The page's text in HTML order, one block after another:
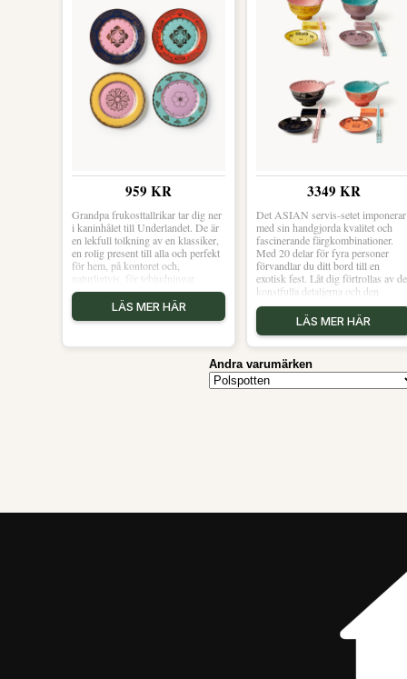
959 KR
Grandpa frukosttallrikar tar dig ner
i kaninhålet till Underlandet. De är
en lekfull tolkning av en klassiker,
en rolig present till alla och perfekt
för hem, på kontoret och,
naturligtvis, för tebjudningar.
LÄS MER HÄR
3349 KR
Det ASIAN servis-setet imponerar
med sin handgjorda kvalitet och
fascinerande färgkombinationer.
Med 20 delar för fyra personer
förvandlar du ditt bord till en
exotisk fest. Låt dig förtrollas av de
konstfulla detaljerna och den
harmoniska designen.
LÄS MER HÄR
Andra varumärken